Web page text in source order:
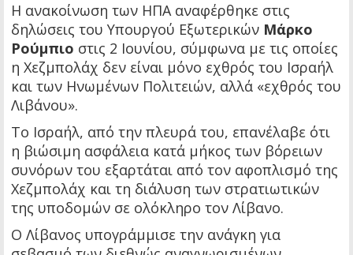
Η ανακοίνωση των ΗΠΑ αναφέρθηκε στις
δηλώσεις του Υπουργού Εξωτερικών Μάρκο
Ρούμπιο στις 2 Ιουνίου, σύμφωνα με τις οποίες
η Χεζμπολάχ δεν είναι μόνο εχθρός του Ισραήλ
και των Ηνωμένων Πολιτειών, αλλά «εχθρός του
Λιβάνου».
Το Ισραήλ, από την πλευρά του, επανέλαβε ότι
η βιώσιμη ασφάλεια κατά μήκος των βόρειων
συνόρων του εξαρτάται από τον αφοπλισμό της
Χεζμπολάχ και τη διάλυση των στρατιωτικών
της υποδομών σε ολόκληρο τον Λίβανο.
Ο Λίβανος υπογράμμισε την ανάγκη για